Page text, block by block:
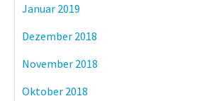
Januar 2019
Dezember 2018
November 2018
Oktober 2018